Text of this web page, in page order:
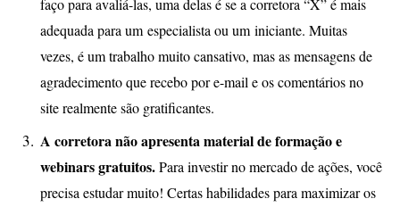
faço para avaliá-las, uma delas é se a corretora “X” é mais
adequada para um especialista ou um iniciante. Muitas
vezes, é um trabalho muito cansativo, mas as mensagens de
agradecimento que recebo por e-mail e os comentários no
site realmente são gratificantes.
A corretora não apresenta material de formação e
webinars gratuitos.Para investir no mercado de ações, você
precisa estudar muito! Certas habilidades para maximizar os